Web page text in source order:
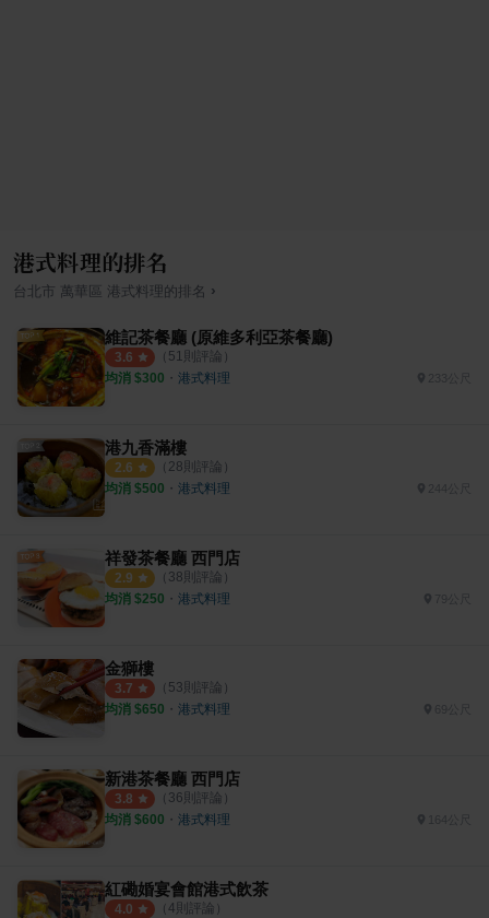
港式料理的排名
台北市 萬華區 港式料理 的排名 ›
維記茶餐廳 (原維多利亞茶餐廳)
3.6 （ 51 則評論）
均消 $300 ・ 港式料理
港九香滿樓
2.6 （ 28則評論）
均消 $500 ・ 港式料理 244公尺
祥發茶餐廳 西門店
2.9 （ 38則評論）
均消 $250 ・ 港式料理
金獅樓
3.7 （ 53則評論）
均消 $650 ・ 港式料理
新港茶餐廳 西門店
3.8 （ 36則評論）
均消 $600 ・ 港式料理 164公尺
紅磡婚宴會館港式飲茶
4.0 （ 4則評論）